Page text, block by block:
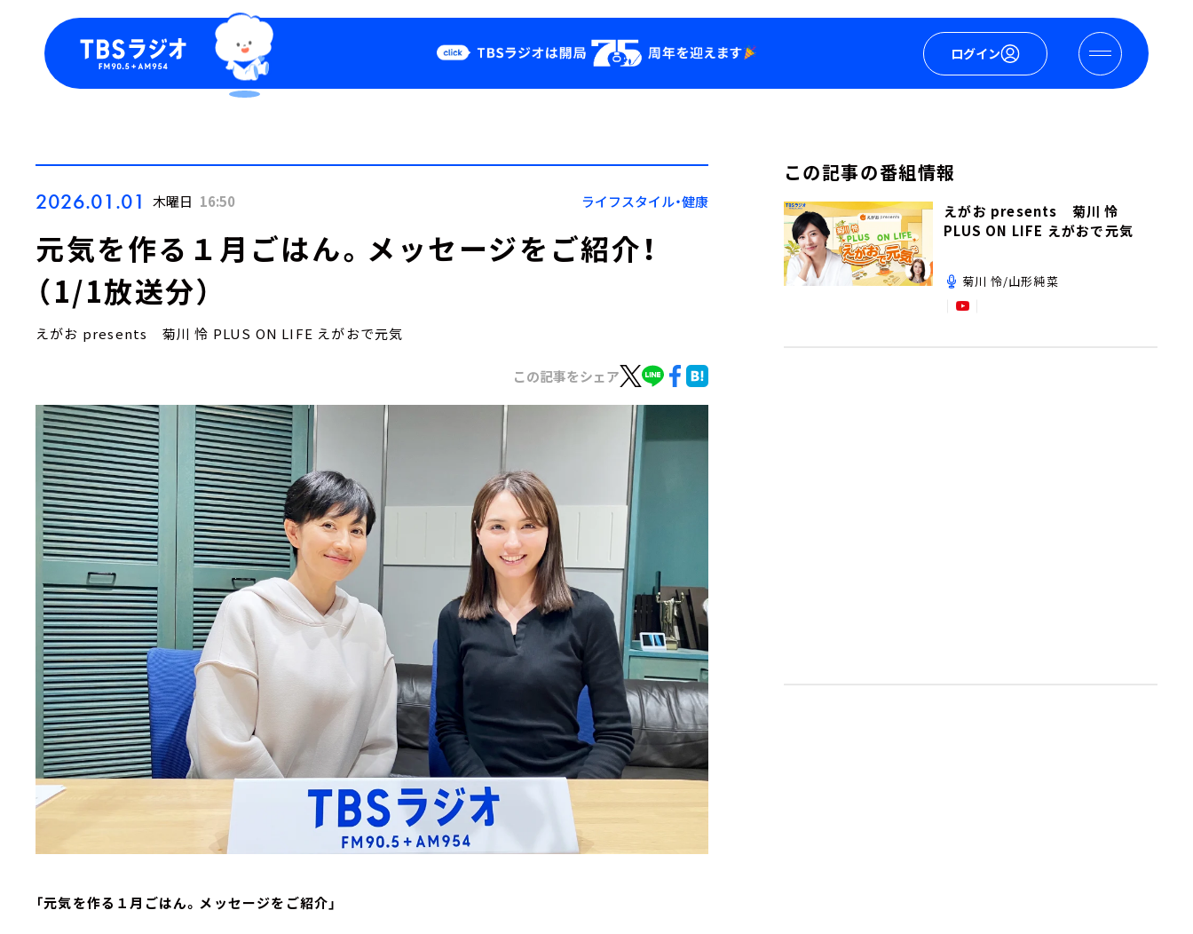
ログイン
Podcast
YouTube
会社情報
2026.01.01 木曜日 16:50 ライフスタイル・健康
元気を作る１月ごはん。メッセージをご紹介！
（1/1放送分）
えがお presents 菊川 怜 PLUS ON LIFE えがおで元気
この記事をシェア
「元気を作る１月ごはん。メッセージをご紹介」
この記事の番組情報
えがお presents 菊川 怜
PLUS ON LIFE えがおで元気
菊川 怜/山形純菜